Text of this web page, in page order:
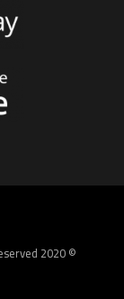
© Developed by
2020